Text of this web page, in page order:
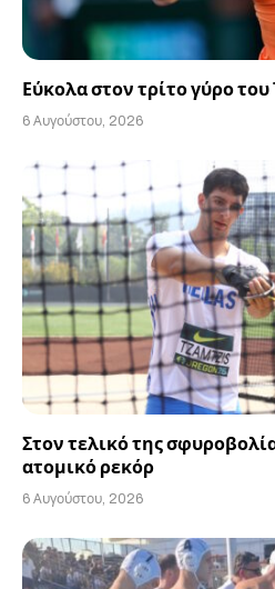
Εύκολα στον τρίτο γύρο
6 Αυγούστου, 2026
Στον τελικό της
ατομικό ρεκόρ
6 Αυγούστου, 2026